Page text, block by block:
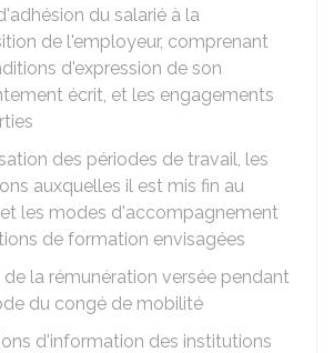
du salarié à la
de l'employeur, comprenant
d'expression de son
écrit, et les engagements
des périodes de travail, les
auxquelles il est mis fin au
les modes d'accompagnement
de formation envisagées
de la rémunération versée pendant
du congé de mobilité
d'information des institutions